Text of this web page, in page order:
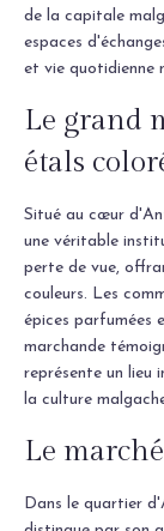
de la capitale
espaces
et vie quotidienne
Le grand
étals
Situé au cœur
une véritable
perte de vue,
couleurs. Les
épices parfumées
marchande
représente un lieu
la culture
Le
Dans le quartier